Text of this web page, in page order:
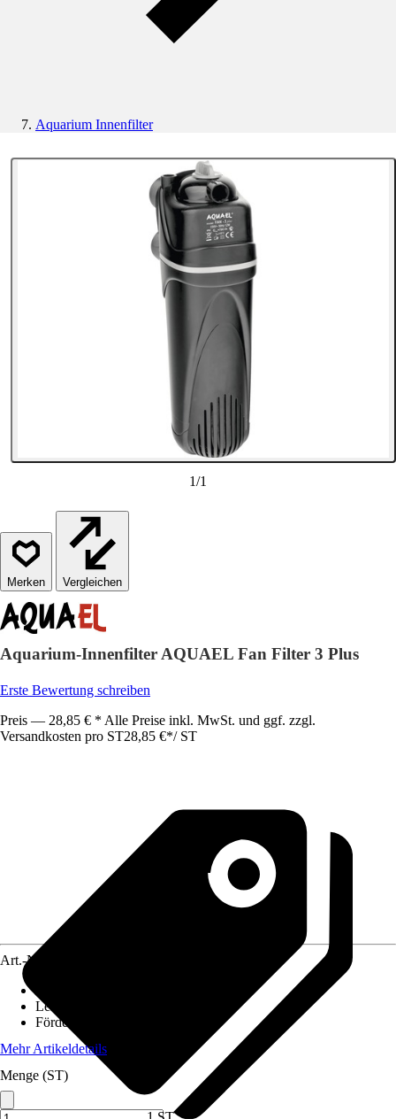
Aquarium Innenfilter
1/1
Vergleichen
Aquarium-Innenfilter AQUAEL Fan Filter 3 Plus
Erste Bewertung schreiben
Preis — 28,85 € * Alle Preise inkl. MwSt. und ggf. zzgl.
Versandkosten pro ST28,85 €*/ ST
Art.-Nr.
Leistung der Pumpe
Fördermenge
Mehr Artikeldetails
Menge (ST)